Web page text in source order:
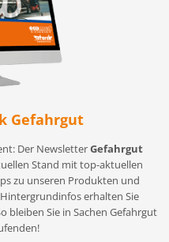
Gefahrgut
Der NewsletterGefahrgut
Stand mit top-aktuellen
zu unseren Produkten und
erhalten Sie
bleiben Sie in Sachen Gefahrgut